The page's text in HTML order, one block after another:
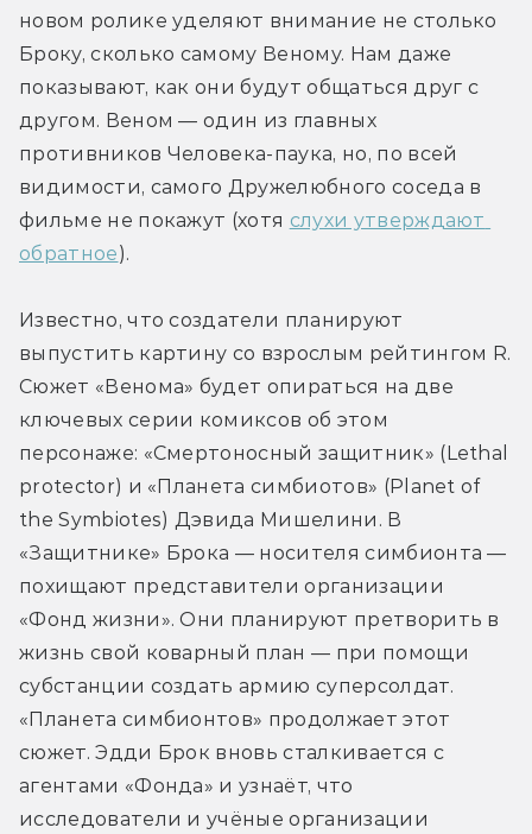
новом ролике уделяют внимание не столько
Броку, сколько самому Веному. Нам даже
показывают, как они будут общаться друг с
другом. Веном — один из главных
противников Человека-паука, но, по всей
видимости, самого Дружелюбного соседа в
фильме не покажут (хотя слухи утверждают
обратное).
Известно, что создатели планируют
выпустить картину со взрослым рейтингом R.
Сюжет «Венома» будет опираться на две
ключевых серии комиксов об этом
персонаже: «Смертоносный защитник» (Lethal
protector) и «Планета симбиотов» (Planet of
the Symbiotes) Дэвида Мишелини. В
«Защитнике» Брока — носителя симбионта —
похищают представители организации
«Фонд жизни». Они планируют претворить в
жизнь свой коварный план — при помощи
субстанции создать армию суперсолдат.
«Планета симбионтов» продолжает этот
сюжет. Эдди Брок вновь сталкивается с
агентами «Фонда» и узнаёт, что
исследователи и учёные организации